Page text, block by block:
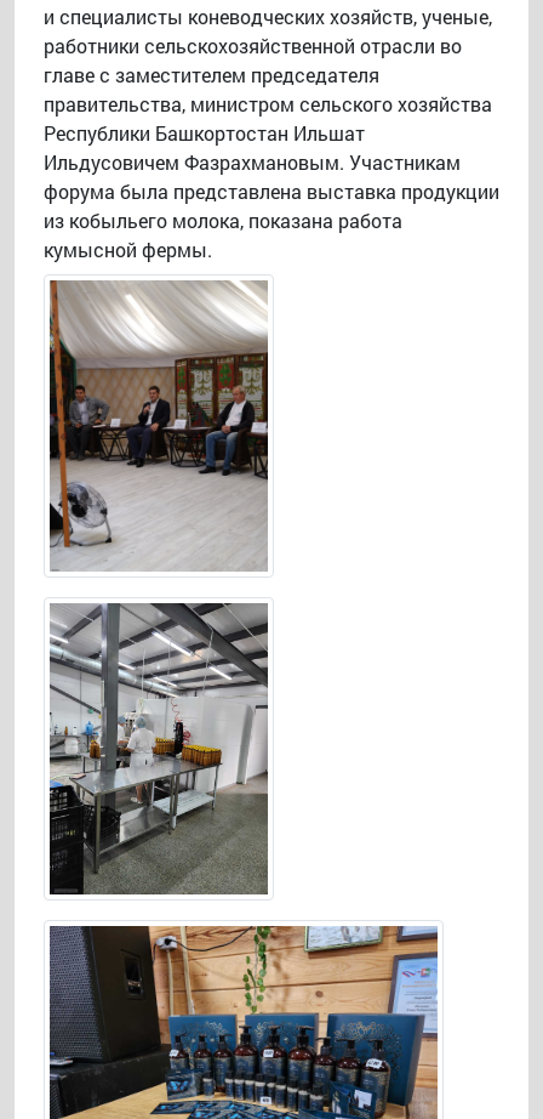
и специалисты коневодческих хозяйств, ученые,
работники сельскохозяйственной отрасли во
главе с заместителем председателя
правительства, министром сельского хозяйства
Республики Башкортостан Ильшат
Ильдусовичем Фазрахмановым. Участникам
форума была представлена выставка продукции
из кобыльего молока, показана работа
кумысной фермы.